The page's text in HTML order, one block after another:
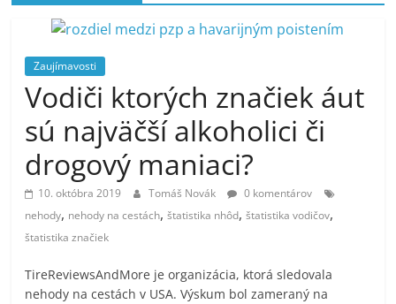
Zaujímavosti
Vodiči ktorých značiek áut
sú najväčší alkoholici či
drogový maniaci?
10. októbra 2019 Tomáš Novák
0 komentárov
nehody, nehody na cestách,štatistika nhôd,štatistika vodičov,
štatistika značiek
TireReviewsAndMore je organizácia, ktorá sledovala
nehody na cestách v USA. Výskum bol zameraný na